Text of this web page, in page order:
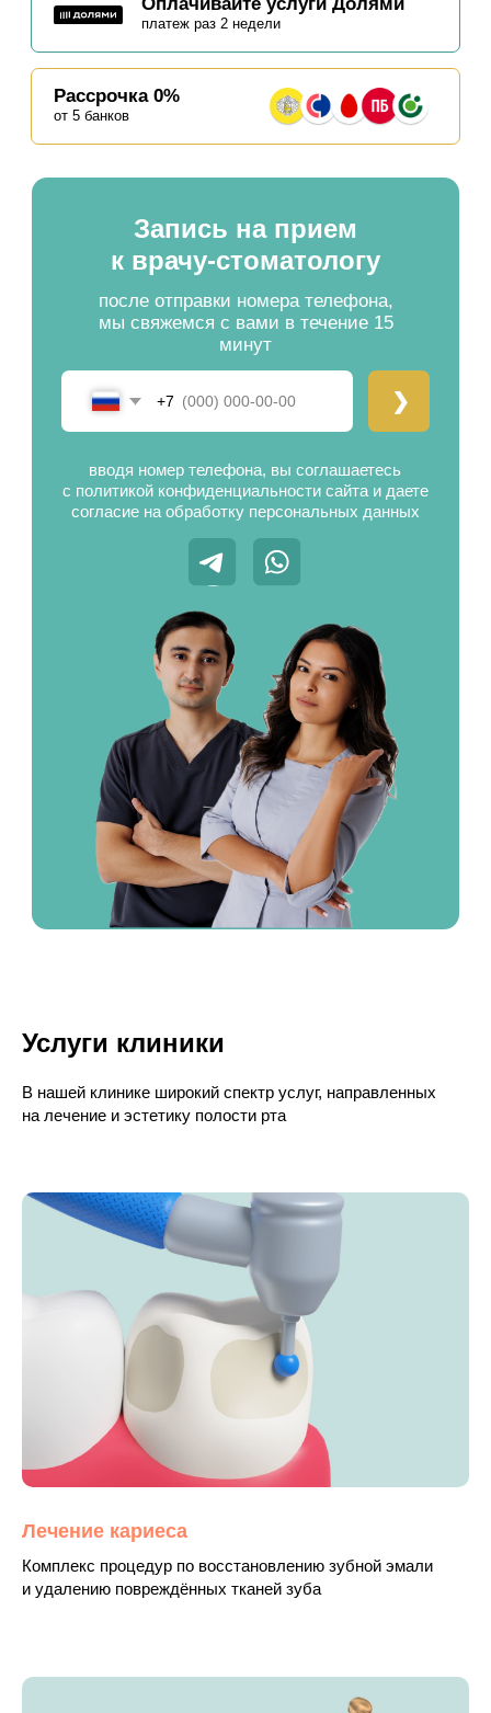
Запись наприем
согласие на обработку персональных данных
мы свяжемся с вами в течение 15
минут
+7 ❯
Услуги клиники
В нашей клинике широкий спектр услуг, направленных
на лечение и эстетику полости рта
Лечение кариеса
Комплекс процедур по восстановлению зубной эмали
и удалению повреждённых тканей зуба